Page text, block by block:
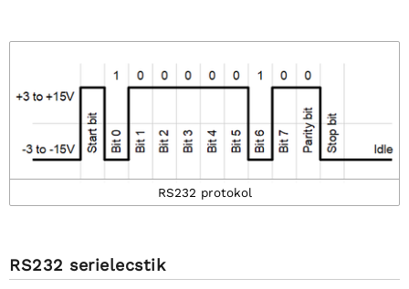
RS232 protokol
RS232 serielecstik